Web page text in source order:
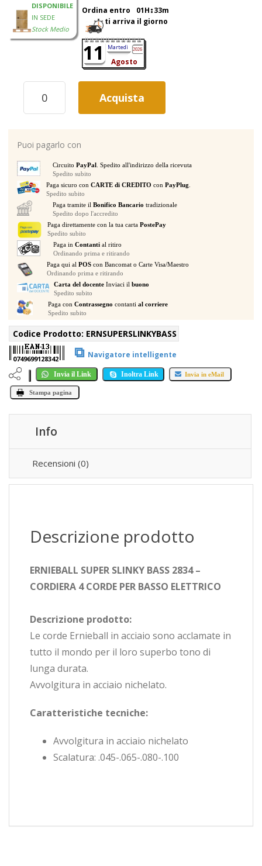
DISPONIBILE
IN SEDE
Stock Medio
Ordina entro 01H 33m
ti arriva il giorno
11 Martedì 2026
Agosto
ERNIEBALL
SUPER
SLINKY
045-
MUTA
PER
BASSO
ELETTRICO
quantità
Acquista
Puoi pagarlo con
Circuito PayPal . Spedito all'indirizzo della ricevuta
Spedito subito
Paga sicuro conCARTE di CREDITO conPayPlug
Spedito subito
Paga tramite il Bonifico Bancario tradizionale
Spedito dopo l'accredito
Paga direttamente con la tua carta PostePay
Spedito subito
Paga inContanti al ritiro
Ordinando prima e ritirando
Paga qui al POS con Bancomat o Carte Visa/Maestro
Ordinando prima e ritirando
Carta del docenteInviaci il buono
Spedito subito
Paga con Contrassegno contanti al corriere
Spedito subito
Codice Prodotto: ERNSUPERSLINKYBASS
0749699128342 ⧉ Navigatore intelligente
Invia il Link Inoltra Link Invia in eMail
Stampa pagina
Info
Recensioni (0)
Descrizione prodotto
ERNIEBALL SUPER SLINKY BASS 2834 –
CORDIERA 4 CORDE PER BASSO ELETTRICO
Descrizione prodotto:
Le corde Ernieball in acciaio sono acclamate in
tutto il mondo per il loro superbo tono di
lunga durata.
Avvolgitura in acciaio nichelato.
Caratteristiche tecniche:
Avvolgitura in acciaio nichelato
Scalatura: .045-.065-.080-.100